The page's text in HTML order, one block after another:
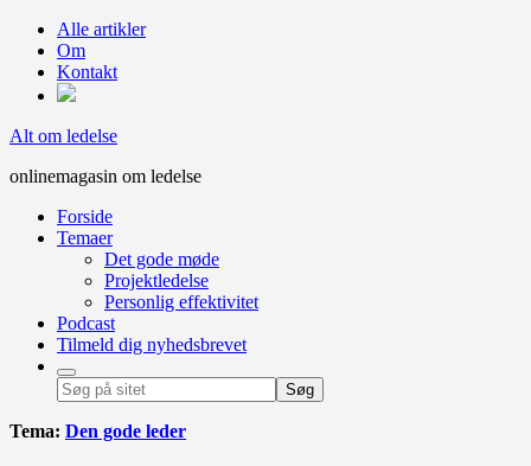
Alle artikler
Om
Kontakt
Alt om ledelse
onlinemagasin om ledelse
Forside
Temaer
Det gode møde
Projektledelse
Personlig effektivitet
Podcast
Tilmeld dig nyhedsbrevet
Tema: Den gode leder